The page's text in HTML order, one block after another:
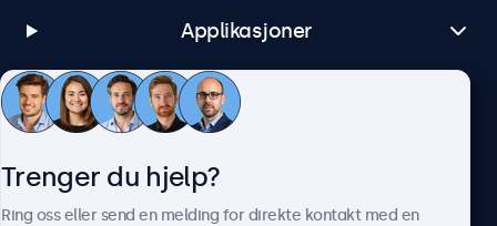
Applikasjoner
Kundeservice
Trenger du hjelp?
Ring oss eller send en melding for direkte kontakt med en